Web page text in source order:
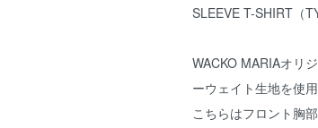
SLEEVE T-SHIRT（
WACKO MARIAオリ
ーウェイト生地を使
こちらはフロント胸